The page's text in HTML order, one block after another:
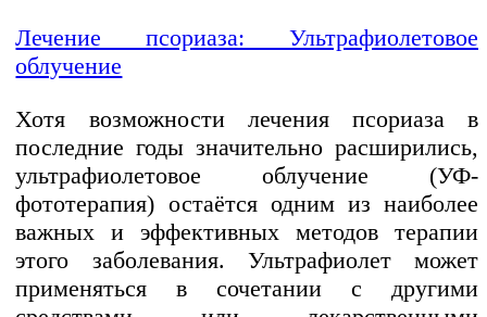
Лечение псориаза: Ультрафиолетовое
облучение
Хотя возможности лечения псориаза в
последние годы значительно расширились,
ультрафиолетовое облучение (УФ-
фототерапия) остаётся одним из наиболее
важных и эффективных методов терапии
этого заболевания. Ультрафиолет может
применяться в сочетании с другими